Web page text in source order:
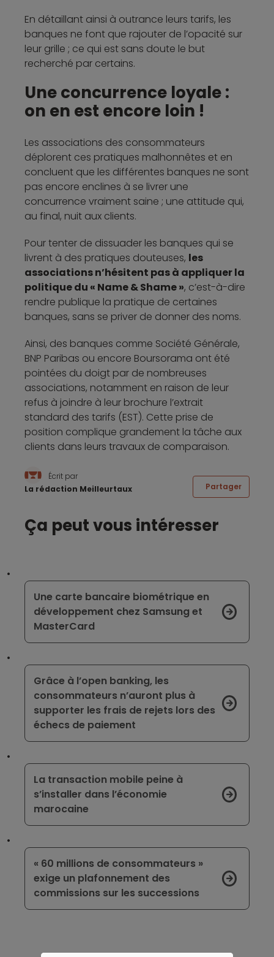
En détaillant ainsi à outrance leurs tarifs, les
banques ne font que rajouter de l’opacité sur
leur grille ; ce qui est sans doute le but
recherché par certains.
Une concurrence loyale :
on en est encore loin !
Les associations des consommateurs
déplorent ces pratiques malhonnêtes et en
concluent que les différentes banques ne sont
pas encore enclines à se livrer une
concurrence vraiment saine ; une attitude qui,
au final, nuit aux clients.
Pour tenter de dissuader les banques qui se
livrent à des pratiques douteuses, les
associations n’hésitent pas à appliquer la
politique du « Name & Shame », c’est-à-dire
rendre publique la pratique de certaines
banques, sans se priver de donner des noms.
Ainsi, des banques comme Société Générale,
BNP Paribas ou encore Boursorama ont été
pointées du doigt par de nombreuses
associations, notamment en raison de leur
refus à joindre à leur brochure l’extrait
standard des tarifs (EST). Cette prise de
position complique grandement la tâche aux
clients dans leurs travaux de comparaison.
Écrit par
La rédaction Meilleurtaux
Partager
Ça peut vous intéresser
Une carte bancaire biométrique en
développement chez Samsung et
MasterCard
Grâce à l’open banking, les
consommateurs n’auront plus à
supporter les frais de rejets lors des
échecs de paiement
La transaction mobile peine à
s’installer dans l’économie
marocaine
« 60 millions de consommateurs »
exige un plafonnement des
commissions sur les successions